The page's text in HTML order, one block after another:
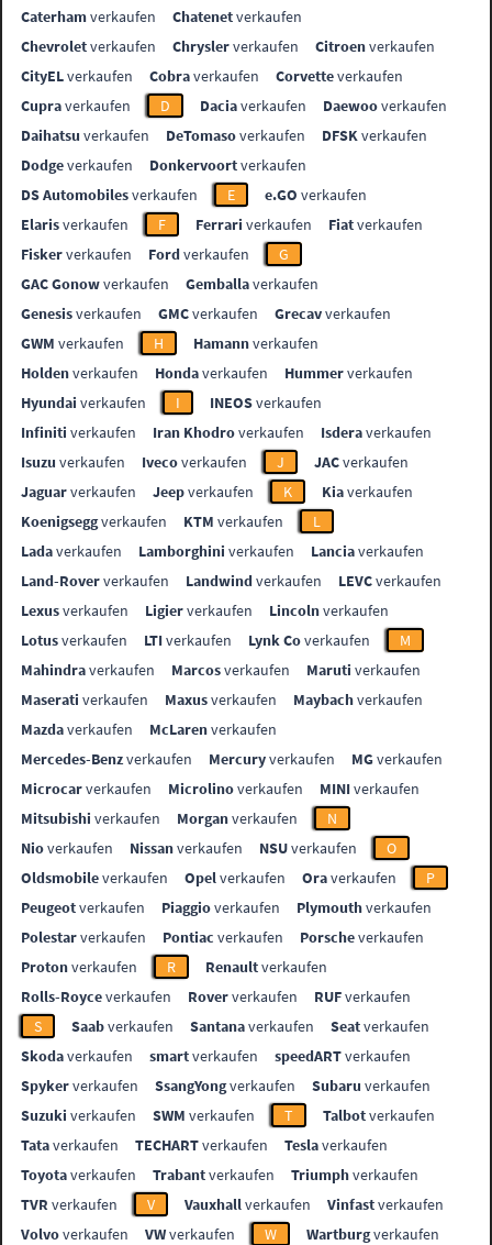
Caterhamverkaufen Chatenetverkaufen
Chevroletverkaufen Chryslerverkaufen Citroenverkaufen
CityELverkaufen Cobraverkaufen Corvetteverkaufen
Cupraverkaufen D Daciaverkaufen Daewooverkaufen
Daihatsu verkaufen DeTomasoverkaufen DFSKverkaufen
Dodgeverkaufen Donkervoortverkaufen
DS Automobilesverkaufen E e.GO verkaufen
Elarisverkaufen F Ferrari verkaufen Fiatverkaufen
Fiskerverkaufen Fordverkaufen
G
GAC Gonowverkaufen Gemballaverkaufen
Genesisverkaufen GMCverkaufen Grecavverkaufen
GWM verkaufen H Hamannverkaufen
Holdenverkaufen Hondaverkaufen Hummerverkaufen
Hyundai verkaufen I INEOSverkaufen
Infiniti verkaufen Iran Khodroverkaufen Isderaverkaufen
Isuzu verkaufen Ivecoverkaufen J JACverkaufen
Jaguarverkaufen Jeepverkaufen K Kiaverkaufen
Koenigseggverkaufen KTM verkaufen
L
Ladaverkaufen Lamborghini verkaufen Lanciaverkaufen
Land-Roververkaufen Landwindverkaufen LEVCverkaufen
Lexusverkaufen Ligierverkaufen Lincolnverkaufen
Lotusverkaufen LTIverkaufen Lynk Coverkaufen
M
Mahindraverkaufen Marcosverkaufen Maruti verkaufen
Maserati verkaufen Maxusverkaufen Maybachverkaufen
Mazdaverkaufen McLarenverkaufen
Mercedes-Benzverkaufen Mercuryverkaufen MGverkaufen
Microcarverkaufen Microlinoverkaufen MINIverkaufen
Mitsubishi verkaufen Morganverkaufen
N
Nioverkaufen Nissanverkaufen NSUverkaufen
O
Oldsmobileverkaufen Opelverkaufen Oraverkaufen
P
Peugeotverkaufen Piaggioverkaufen Plymouthverkaufen
Polestarverkaufen Pontiac verkaufen Porscheverkaufen
Protonverkaufen R Renaultverkaufen
Rolls-Royceverkaufen Roververkaufen RUFverkaufen
S
Saabverkaufen Santanaverkaufen Seatverkaufen
Skodaverkaufen smartverkaufen speedARTverkaufen
Spykerverkaufen SsangYongverkaufen Subaru verkaufen
Suzuki verkaufen SWM verkaufen T Talbotverkaufen
Tataverkaufen TECHARTverkaufen Teslaverkaufen
Toyotaverkaufen Trabantverkaufen Triumphverkaufen
TVR verkaufen V Vauxhallverkaufen Vinfastverkaufen
Volvoverkaufen VWverkaufen W Wartburgverkaufen